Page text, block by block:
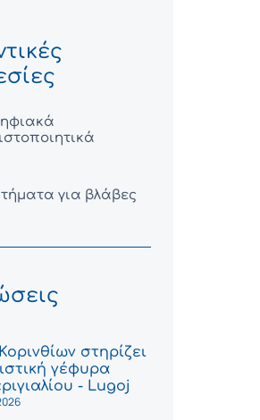
για βλάβες
στηρίζει
γέφυρα
- Lugoj